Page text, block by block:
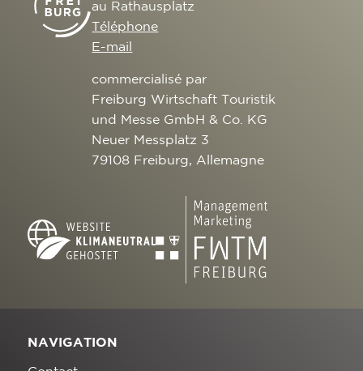
au Rathausplatz
Téléphone
E-mail
commercialisé par
Freiburg Wirtschaft Touristik
und Messe GmbH & Co. KG
Neuer Messplatz 3
79108 Freiburg, Allemagne
NAVIGATION